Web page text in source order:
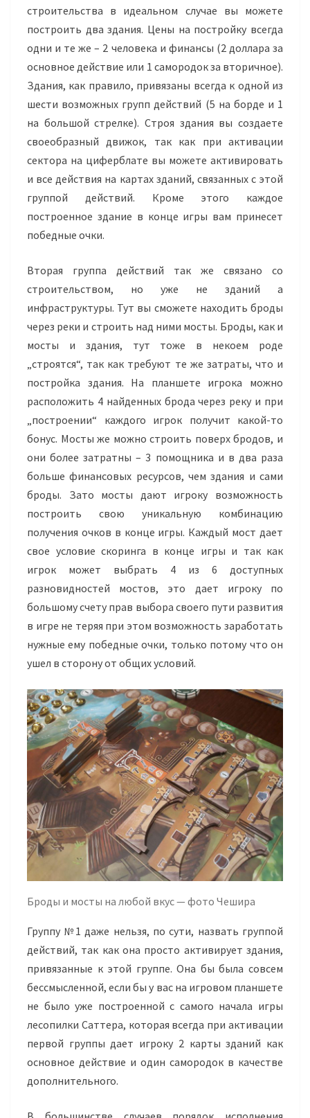
строительства в идеальном случае вы можете
построить два здания. Цены на постройку всегда
одни и те же – 2 человека и финансы (2 доллара за
основное действие или 1 самородок за вторичное).
Здания, как правило, привязаны всегда к одной из
шести возможных групп действий (5 на борде и 1
на большой стрелке). Строя здания вы создаете
своеобразный движок, так как при активации
сектора на циферблате вы можете активировать
и все действия на картах зданий, связанных с этой
группой действий. Кроме этого каждое
построенное здание в конце игры вам принесет
победные очки.
Вторая группа действий так же связано со
строительством, но уже не зданий а
инфраструктуры. Тут вы сможете находить броды
через реки и строить над ними мосты. Броды, как и
мосты и здания, тут тоже в некоем роде
„строятся“, так как требуют те же затраты, что и
постройка здания. На планшете игрока можно
расположить 4 найденных брода через реку и при
„построении“ каждого игрок получит какой-то
бонус. Мосты же можно строить поверх бродов, и
они более затратны – 3 помощника и в два раза
больше финансовых ресурсов, чем здания и сами
броды. Зато мосты дают игроку возможность
построить свою уникальную комбинацию
получения очков в конце игры. Каждый мост дает
свое условие скоринга в конце игры и так как
игрок может выбрать 4 из 6 доступных
разновидностей мостов, это дает игроку по
большому счету прав выбора своего пути развития
в игре не теряя при этом возможность заработать
нужные ему победные очки, только потому что он
ушел в сторону от общих условий.
Броды и мосты на любой вкус — фото Чешира
Группу №1 даже нельзя, по сути, назвать группой
действий, так как она просто активирует здания,
привязанные к этой группе. Она бы была совсем
бессмысленной, если бы у вас на игровом планшете
не было уже построенной с самого начала игры
лесопилки Саттера, которая всегда при активации
первой группы дает игроку 2 карты зданий как
основное действие и один самородок в качестве
дополнительного.